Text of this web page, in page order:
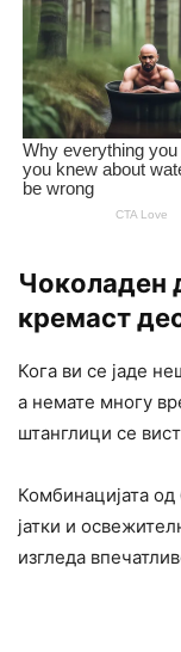
Чоколаден
кремаст
Кога ви се јаде
а немате многу
штанглици се
Комбинацијата
јатки и
изгледа